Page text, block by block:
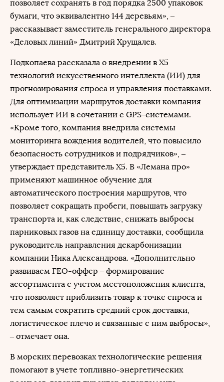
позволяет сохранять в год порядка 2500 упаковок
бумаги, что эквивалентно 144 деревьям», –
рассказывает заместитель генерального директора
«Деловых линий» Дмитрий Хрущалев.
Подкопаева рассказала о внедрении в X5
технологий искусственного интеллекта (ИИ) для
прогнозирования спроса и управления поставками.
Для оптимизации маршрутов доставки компания
использует ИИ в сочетании с GPS-системами.
«Кроме того, компания внедрила системы
мониторинга вождения водителей, что повысило
безопасность сотрудников и подрядчиков», –
утверждает представитель X5. В «Лемана про»
применяют машинное обучение для
автоматического построения маршрутов, что
позволяет сокращать пробеги, повышать загрузку
транспорта и, как следствие, снижать выбросы
парниковых газов на единицу доставки, сообщила
руководитель направления декарбонизации
компании Ника Александрова. «Дополнительно
развиваем ГЕО-оффер – формирование
ассортимента с учетом местоположения клиента,
что позволяет приблизить товар к точке спроса и
тем самым сократить средний срок доставки,
логистическое плечо и связанные с ним выбросы»,
– отмечает она.
В морских перевозках технологические решения
помогают в учете топливно-энергетических